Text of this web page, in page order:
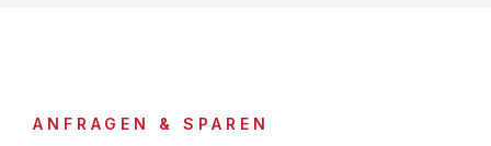
ANFRAGEN & SPAREN